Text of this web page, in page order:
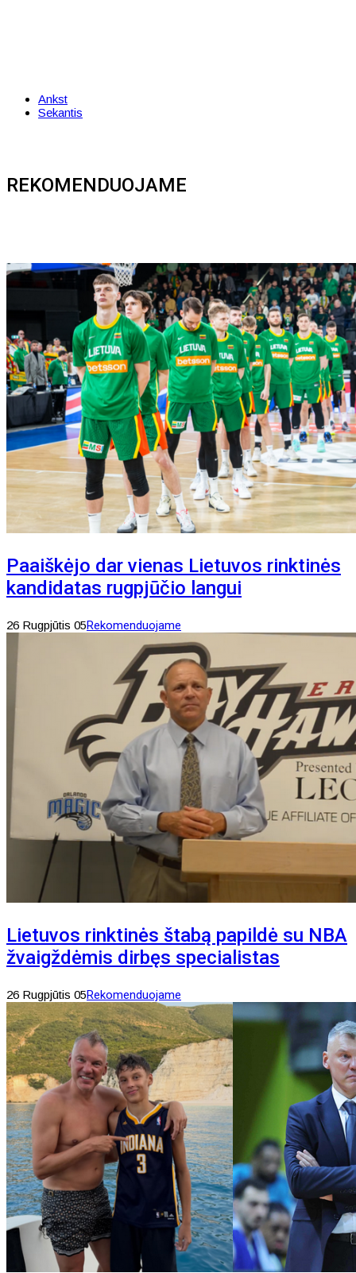
Ankst
Sekantis
REKOMENDUOJAME
Paaiškėjo dar vienas Lietuvos rinktinės
kandidatas rugpjūčio langui
26 Rugpjūtis 05Rekomenduojame
Lietuvos rinktinės štabą papildė su NBA
žvaigždėmis dirbęs specialistas
26 Rugpjūtis 05Rekomenduojame